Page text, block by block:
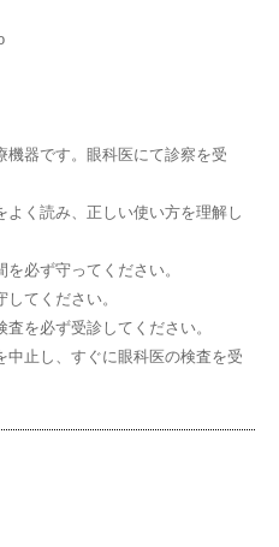
機器です。眼科医にて診察を受
く読み、正しい使い方を理解し
必ず守ってください。
てください。
を必ず受診してください。
止し、すぐに眼科医の検査を受